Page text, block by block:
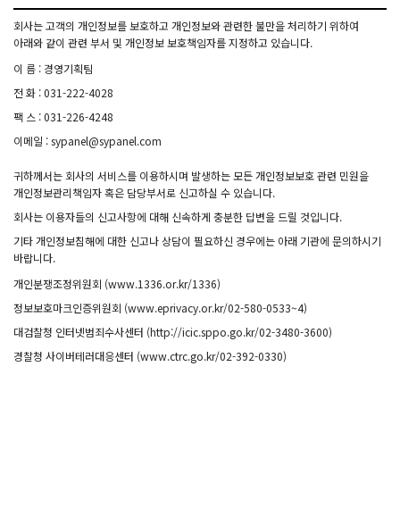
회사는 고객의 개인정보를 보호하고 개인정보와 관련한 불만을 처리하기 위하여
아래와 같이 관련 부서 및 개인정보 보호책임자를 지정하고 있습니다.
이 름 : 경영기획팀
전 화 : 031-222-4028
팩 스 : 031-226-4248
이메일 : sypanel@sypanel.com
귀하께서는 회사의 서비스를 이용하시며 발생하는 모든 개인정보보호 관련 민원을
개인정보관리책임자 혹은 담당부서로 신고하실 수 있습니다.
회사는 이용자들의 신고사항에 대해 신속하게 충분한 답변을 드릴 것입니다.
기타 개인정보침해에 대한 신고나 상담이 필요하신 경우에는 아래 기관에 문의하시기
바랍니다.
개인분쟁조정위원회 (www.1336.or.kr/1336)
정보보호마크인증위원회 (www.eprivacy.or.kr/02-580-0533~4)
대검찰청 인터넷범죄수사센터 (http://icic.sppo.go.kr/02-3480-3600)
경찰청 사이버테러대응센터 (www.ctrc.go.kr/02-392-0330)